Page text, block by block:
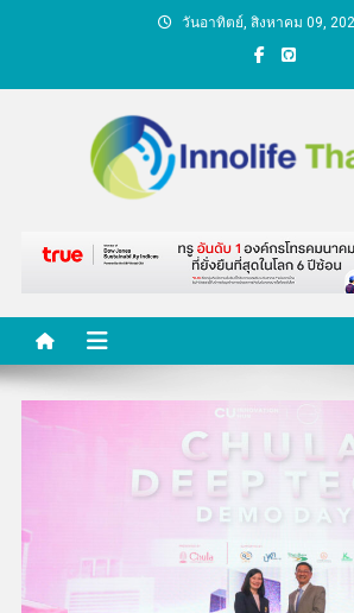
วันอาทิตย์, สิงหาคม 09,
คนกับความคิด
นวัตกรรม